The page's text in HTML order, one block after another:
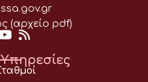
(αρχείο pdf)